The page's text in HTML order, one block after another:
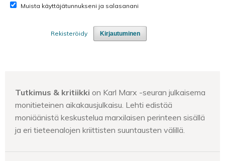
Muista käyttäjätunnukseni ja salasanani
Kirjautuminen
Rekisteröidy
Tutkimus & kritiikki on Karl Marx -seuran julkaisema
monitieteinen aikakausjulkaisu. Lehti edistää
moniäänistä keskustelua marxilaisen perinteen sisällä
ja eri tieteenalojen kriittisten suuntausten välillä.